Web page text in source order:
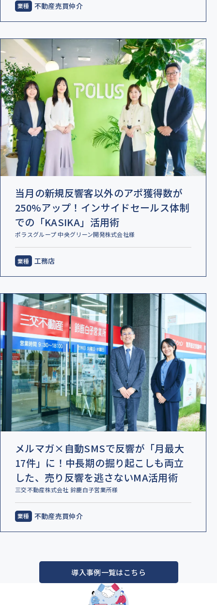
不動産売買仲介
当月の新規反響客以外のアポ獲得数が
250%アップ！インサイドセールス体制
での「KASIKA」活用術
ポラスグループ 中央グリーン開発株式会社様
工務店
メルマガ×自動SMSで反響が「月最大
17件」に！中長期の掘り起こしも両立
した、売り反響を逃さないMA活用術
三交不動産株式会社 鈴鹿白子営業所様
不動産売買仲介
導入事例一覧はこちら